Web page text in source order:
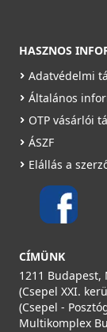
HASZNOS
Adatvédelmi
Általános
OTP vásárlói
ÁSZF
Elállás a
CÍMÜNK
1211 Budapest,
(Csepel XXI.
(Csepel -
Multikomplex